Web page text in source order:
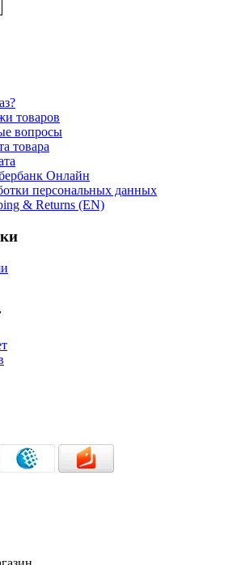
товаров
вопросы
товара
Онлайн
персональных данных
& Returns (EN)